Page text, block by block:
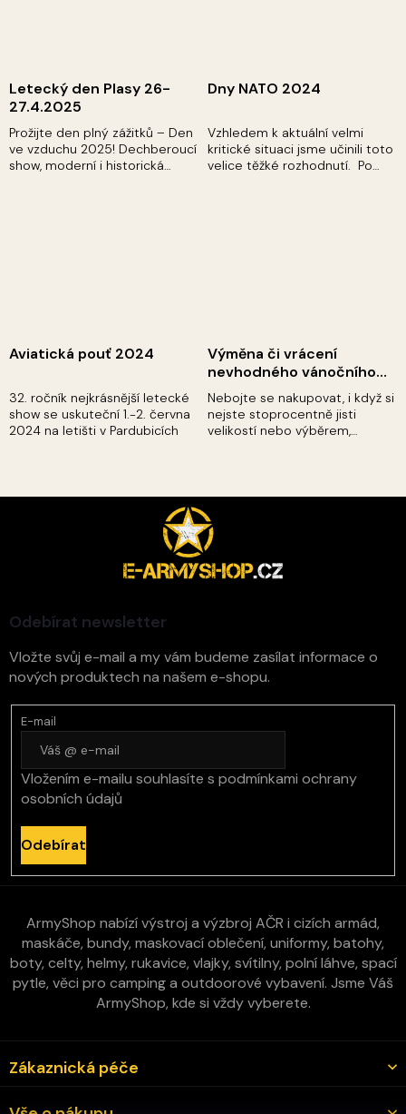
Letecký den Plasy 26-
27.4.2025
Prožijte den plný zážitků – Den
ve vzduchu 2025! Dechberoucí
show, moderní i historická
Dny NATO 2024
Vzhledem k aktuální velmi
kritické situaci jsme učinili toto
velice těžké rozhodnutí. Po
Aviatická pouť 2024
32. ročník nejkrásnější letecké
show se uskuteční 1.-2. června
2024 na letišti v Pardubicích
Výměna či vrácení
nevhodného vánočního
dárku až do 31.1.2024.
Nebojte se nakupovat, i když si
nejste stoprocentně jisti
velikostí nebo výběrem,
problémů vyměníme...
Odebírat newsletter
Vložte svůj e-mail a my vám budeme zasílat informace o
nových produktech na našem e-shopu.
E-mail
Vložením e-mailu souhlasíte s podmínkami ochrany
osobních údajů
Odebírat
ArmyShop nabízí výstroj a výzbroj AČR i cizích armád,
maskáče, bundy, maskovací oblečení, uniformy, batohy,
boty, celty, helmy, rukavice, vlajky, svítilny, polní láhve, spací
pytle, věci pro camping a outdoorové vybavení. Jsme Váš
ArmyShop, kde si vždy vyberete.
Zákaznická péče